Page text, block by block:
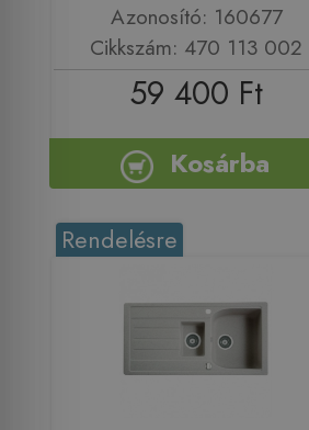
Azonosító: 160677
Cikkszám: 470 113 002
59 400 Ft
Kosárba
Rendelésre